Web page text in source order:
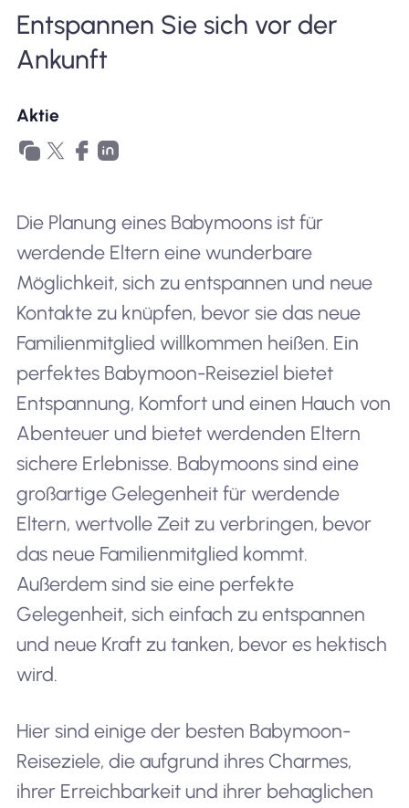
Entspannen Sie sich vor der
Ankunft
Aktie
Die Planung eines Babymoons ist für
werdende Eltern eine wunderbare
Möglichkeit, sich zu entspannen und neue
Kontakte zu knüpfen, bevor sie das neue
Familienmitglied willkommen heißen. Ein
perfektes Babymoon-Reiseziel bietet
Entspannung, Komfort und einen Hauch von
Abenteuer und bietet werdenden Eltern
sichere Erlebnisse. Babymoons sind eine
großartige Gelegenheit für werdende
Eltern, wertvolle Zeit zu verbringen, bevor
das neue Familienmitglied kommt.
Außerdem sind sie eine perfekte
Gelegenheit, sich einfach zu entspannen
und neue Kraft zu tanken, bevor es hektisch
wird.
Hier sind einige der besten Babymoon-
Reiseziele, die aufgrund ihres Charmes,
ihrer Erreichbarkeit und ihrer behaglichen